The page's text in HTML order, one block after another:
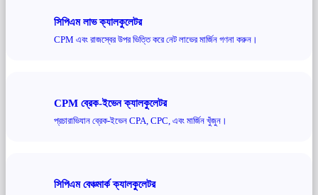
সিপিএম লাভ ক্যালকুলেটর
CPM এবং রাজস্বের উপর ভিত্তি করে নেট লাভের মার্জিন গণনা করুন।
CPM ব্রেক-ইভেন ক্যালকুলেটর
প্রচারাভিযান ব্রেক-ইভেন CPA, CPC, এবং মার্জিন খুঁজুন।
সিপিএম বেঞ্চমার্ক ক্যালকুলেটর